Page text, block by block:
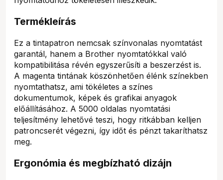
Termékleírás
Ez a tintapatron nemcsak színvonalas nyomtatást
garantál, hanem a Brother nyomtatókkal való
kompatibilitása révén egyszerűsíti a beszerzést is.
A magenta tintának köszönhetően élénk színekben
nyomtathatsz, ami tökéletes a színes
dokumentumok, képek és grafikai anyagok
előállításához. A 5000 oldalas nyomtatási
teljesítmény lehetővé teszi, hogy ritkábban kelljen
patroncserét végezni, így időt és pénzt takaríthatsz
meg.
Ergonómia és megbízható dizájn